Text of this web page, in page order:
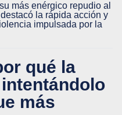
más enérgico repudio al
la rápida acción y
impulsada por la
qué la
más